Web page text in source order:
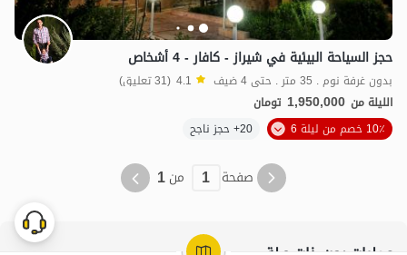
حجز السياحة البيئية في شيراز - كافار - 4 أشخاص
بدون غرفة نوم . 35 متر . حتى 4 ضيف 4.1 (31 تعليق)
الليلة من 1,950,000 تومان
10٪ خصم من ليلة 6
20+ حجز ناجح
صفحة 1 من1